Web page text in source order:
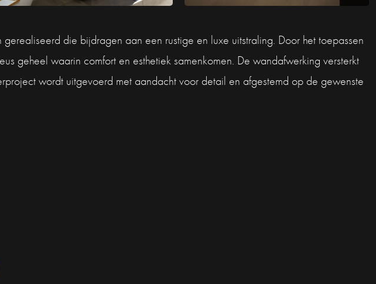
die bijdragen aan een rustige en luxe uitstraling. Door het toepassen
geheel waarin comfort en esthetiek samenkomen. De wandafwerking versterkt
wordt uitgevoerd met aandacht voor detail en afgestemd op de gewenste